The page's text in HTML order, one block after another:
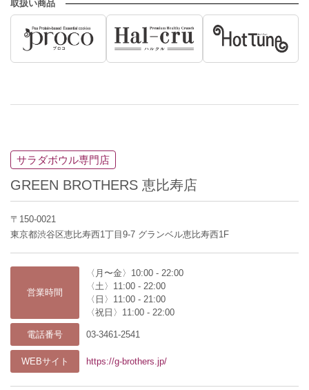
取扱い商品
サラダボウル専門店
GREEN BROTHERS 恵比寿店
〒150-0021
東京都渋谷区恵比寿西1丁目9-7 グランベル恵比寿西1F
営業時間
〈月〜金〉10:00 - 22:00
〈土〉11:00 - 22:00
〈日〉11:00 - 21:00
〈祝日〉11:00 - 22:00
電話番号 03-3461-2541
WEBサイト https://g-brothers.jp/